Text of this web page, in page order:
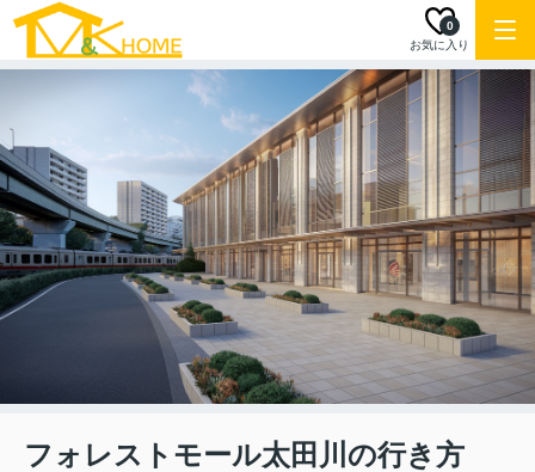
お気に入り
0
フォレストモール太田川の行き方